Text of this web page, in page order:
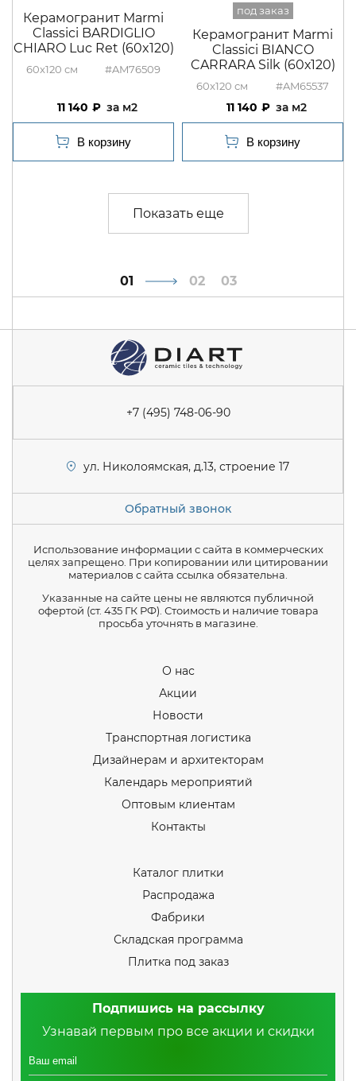
Керамогранит Marmi
Classici BARDIGLIO
CHIARO Luc Ret (60x120)
60x120 #AM76509
11 140 м2
Керамогранит Marmi
Classici BIANCO
CARRARA Silk (60х120)
60x120 #AM65537
11 140 м2
1 2 3
+7 (495) 748-06-90
ул. Николоямская, д.13, строение 17
Обратный звонок
Использование информации с сайта в коммерческих
целях запрещено. При копировании или цитировании
материалов с сайта ссылка обязательна.
Указанные на сайте цены не являются публичной
офертой (ст. 435 ГК РФ). Стоимость и наличие товара
просьба уточнять в магазине.
О нас
Акции
Новости
Транспортная логистика
Дизайнерам и архитекторам
Календарь мероприятий
Оптовым клиентам
Контакты
Каталог плитки
Распродажа
Фабрики
Складская программа
Плитка под заказ
Подпишись на рассылку
Узнавай первым про все акции и скидки